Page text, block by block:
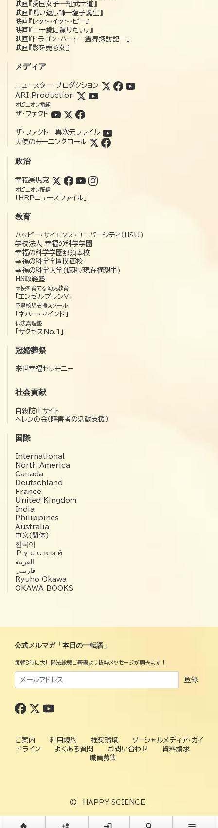
映画『愛国女子―紅武士道』
映画『呪い返し師—塩子誕生』
映画『レット・イット・ビー』
映画『二十歳に還りたい。』
映画『ドラゴン・ハート―霊界探訪記―』
映画『影を売る女』
メディア
ニュースター・プロダクション
ARI Production
オピニオン番組
ザ・ファクト
ザ・ファクト 異次元ファイル
天使のモーニングコール
政治
幸福実現党
オピニオン配信
「HRPニュースファイル」
教育
ハッピー・サイエンス・ユニバーシティ（HSU）
学校法人 幸福の科学学園
幸福の科学学園那須本校
幸福の科学学園関西校
幸福の科学大学(仮称/現在構想中)
HS政経塾
天使を育てる幼児教育
「エンゼルプランV」
不登校児支援スクール
「ネバー・マインド」
仏法真理塾
「サクセスNo.1」
冠婚葬祭
来世幸福セレモニー
社会貢献
自殺防止サイト
ヘレンの会（障害者の活動支援）
国際
International
North America
Canada
Deutschland
France
United Kingdom
India
Philippines
Australia
中文(簡体)
한국어
Русский
العربية‏
فارسی
Ryuho Okawa
OKAWA BOOKS
公式メルマガ「本日の一転語」
毎朝8時に大川隆法総裁ご著書より抜粋メッセージが届きます！
登録
ご案内 利用規約 推奨環境
ソーシャルメディア・ガイ
ドライン
よくある質問 お問い合わせ
資料請求
職員募集
© HAPPY SCIENCE